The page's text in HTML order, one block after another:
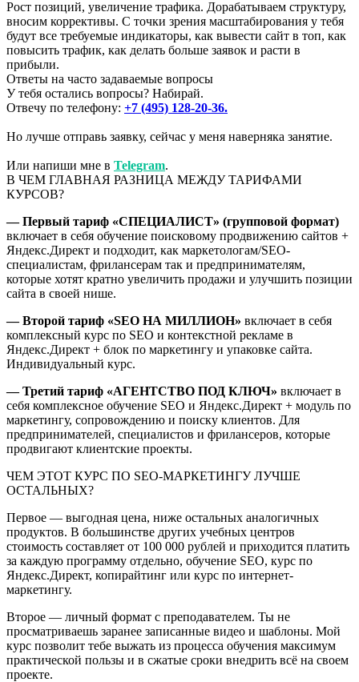
Рост позиций, увеличение трафика. Дорабатываем структуру,
вносим коррективы. С точки зрения масштабирования у тебя
будут все требуемые индикаторы, как вывести сайт в топ, как
повысить трафик, как делать больше заявок и расти в
прибыли.
Ответы на часто задаваемые вопросы
У тебя остались вопросы? Набирай.
Отвечу по телефону: +7 (495) 128-20-36.
Но лучше отправь заявку, сейчас у меня наверняка занятие.
Или напиши мне в Telegram.
В ЧЕМ ГЛАВНАЯ РАЗНИЦА МЕЖДУ ТАРИФАМИ
КУРСОВ?
— Первый тариф «СПЕЦИАЛИСТ» (групповой формат)
включает в себя обучение поисковому продвижению сайтов +
Яндекс.Директ и подходит, как маркетологам/SEO-
специалистам, фрилансерам так и предпринимателям,
которые хотят кратно увеличить продажи и улучшить позиции
сайта в своей нише.
— Второй тариф «SEO НА МИЛЛИОН» включает в себя
комплексный курс по SEO и контекстной рекламе в
Яндекс.Директ + блок по маркетингу и упаковке сайта.
Индивидуальный курс.
— Третий тариф «АГЕНТСТВО ПОД КЛЮЧ» включает в
себя комплексное обучение SEO и Яндекс.Директ + модуль по
маркетингу, сопровождению и поиску клиентов. Для
предпринимателей, специалистов и фрилансеров, которые
продвигают клиентские проекты.
ЧЕМ ЭТОТ КУРС ПО SEO-МАРКЕТИНГУ ЛУЧШЕ
ОСТАЛЬНЫХ?
Первое — выгодная цена, ниже остальных аналогичных
продуктов. В большинстве других учебных центров
стоимость составляет от 100 000 рублей и приходится платить
за каждую программу отдельно, обучение SEO, курс по
Яндекс.Директ, копирайтинг или курс по интернет-
маркетингу.
Второе — личный формат с преподавателем. Ты не
просматриваешь заранее записанные видео и шаблоны. Мой
курс позволит тебе выжать из процесса обучения максимум
практической пользы и в сжатые сроки внедрить всё на своем
проекте.